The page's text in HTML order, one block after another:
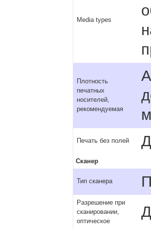
Media types
Плотность
печатных
носителей,
рекомендуемая
Печать без полей
Сканер
Тип сканера
Разрешение при
сканировании,
оптическое